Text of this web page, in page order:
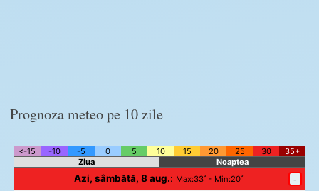
Prognoza meteo pe 10 zile
<-15 -10 -5 0 5 10 15 20 25 30
35+
Ziua
Noaptea
Azi, sâmbătă, 8 aug.: Max:33˚ - Min:20˚ -